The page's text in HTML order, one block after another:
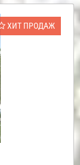
ХИТ ПРОДАЖ